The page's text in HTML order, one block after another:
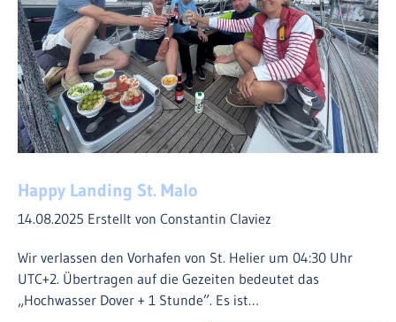
Happy Landing St. Malo
14.08.2025 Erstellt von Constantin Claviez
Wir verlassen den Vorhafen von St. Helier um 04:30 Uhr
UTC+2. Übertragen auf die Gezeiten bedeutet das
„Hochwasser Dover + 1 Stunde”. Es ist…